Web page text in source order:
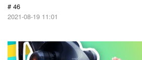
# 46
2021-08-19 11:01